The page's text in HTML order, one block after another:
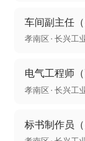
车间副主任
孝南区 长兴工
孝南区 长兴工
标书制作员